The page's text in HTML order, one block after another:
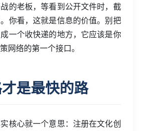
的老板，等看到公开文件时，截
你看，这就是信息的价值。别把
一个收快递的地方，它应该是你
网络的第一个接口。
是最快的路
核心就一个意思：注册在文化创